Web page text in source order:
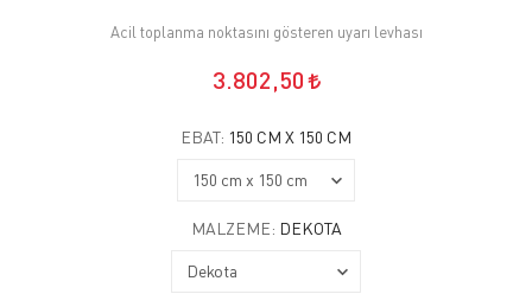
Acil toplanma noktasını gösteren uyarı levhası
3.802,50
EBAT: 150 CM X 150 CM
MALZEME: DEKOTA